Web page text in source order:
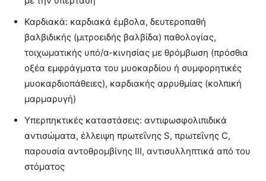
Καρδιακά: καρδιακά έμβολα, δευτεροπαθή
βαλβιδικής (μιτροειδής βαλβίδα) παθολογίας,
τοιχωματικής υπό/α-κινησίας με θρόμβωση (πρόσθια
οξέα εμφράγματα του μυοκαρδίου ή συμφορητικές
μυοκαρδιοπάθειες), καρδιακής αρρυθμίας (κολπική
μαρμαρυγή)
Υπερπηκτικές καταστάσεις: αντιφωσφολιπιδικά
αντισώματα, έλλειψη πρωτεΐνης S, πρωτεΐνης C,
παρουσία αντοθρομβίνης ΙΙΙ, αντισυλληπτικά από του
στόματος